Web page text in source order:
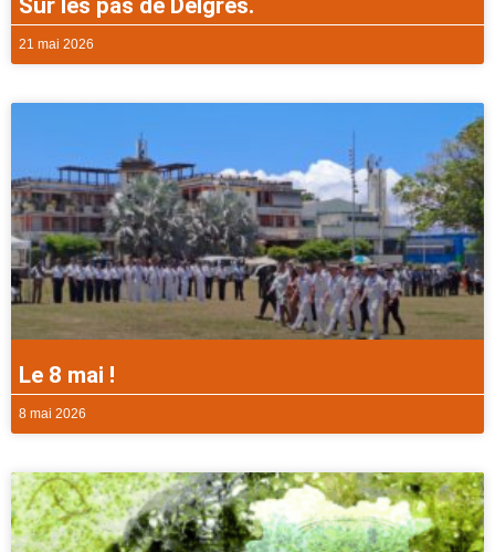
Sur les pas de Délgrès.
21 mai 2026
Le 8 mai !
8 mai 2026